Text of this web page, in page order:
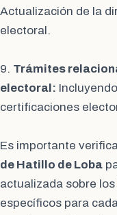
Actualización de la
electoral.
9. Trámites
electoral:
certificaciones
Es importante
de Hatillo de Loba
actualizada sobre
específicos para